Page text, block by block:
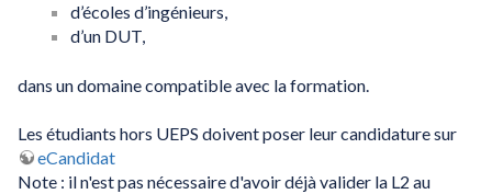
d’écoles d’ingénieurs,
d’un DUT,
dans un domaine compatible avec la formation.
Les étudiants hors UEPS doivent poser leur candidature sur
eCandidat
Note : il n'est pas nécessaire d'avoir déjà valider la L2 au